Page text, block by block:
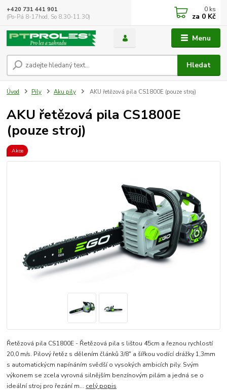
Menu
Hledat
+420 731 441 901
(Po-Pá 8-17hod, So 8.30-11.30)
0 ks
za 0 Kč
Úvod Pily Aku pily AKU řetězová pila CS1800E (pouze stroj)
AKU řetězová pila CS1800E
(pouze stroj)
Akce
Řetězová pila CS1800E - Řetězová pila s lištou 45cm a řeznou rychlostí
20,0 m/s. Pilový řetěz s dělením článků 3/8" a šířkou vodící drážky 1,3mm
s automatickýcm napínáním svědší o vysokých ambicích pily. Svým
výkonem se zcela vyrovná silnějším benzínovým pilám a jedná se o
ideální stroj pro řezání m... celý popis